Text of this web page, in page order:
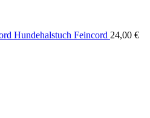
Hundehalstuch Feincord 24,00 €